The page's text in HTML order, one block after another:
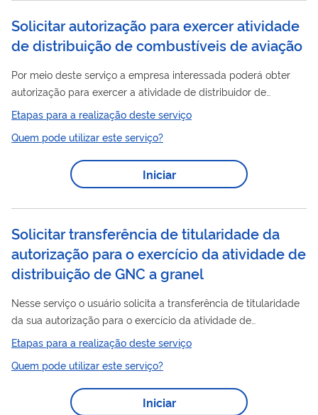
Solicitar autorização para exercer atividade
de distribuição de combustíveis de aviação
Por meio deste serviço a empresa interessada poderá obter
autorização para exercer a atividade de distribuidor de
combustíveis de aviação. Para utilizar esse serviço você deve
ter um cadastro como usuário externo do SEI-ANP. Para mais
informações acesse o serviço " Solicitar cadastro como usuário
externo no SEI-ANP ".
Etapas para a realização deste serviço
Quem pode utilizar este serviço?
Iniciar
Solicitar transferência de titularidade da
autorização para o exercício da atividade de
distribuição de GNC a granel
Nesse serviço o usuário solicita a transferência de titularidade
da sua autorização para o exercício da atividade de
distribuição de GNC a granel, de acordo com a Resolução
cadastro como usuário externo do SEI-ANP. Para mais
informações acesse o serviço " Solicitar cadastro como usuário
externo no SEI-ANP ".
Etapas para a realização deste serviço
Quem pode utilizar este serviço?
Iniciar